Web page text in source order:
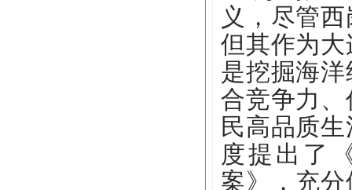
义，尽管
但其作为
是挖掘海
合竞争力
民高品质
度提出了
案》
，充